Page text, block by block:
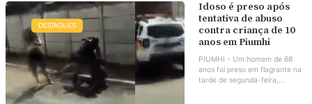
DESTAQUES
Idoso é preso após
tentativa de abuso
contra criança de 10
anos em Piumhi
PIUMHI - Um homem de 68
anos foi preso em flagrante na
tarde de segunda-feira,...